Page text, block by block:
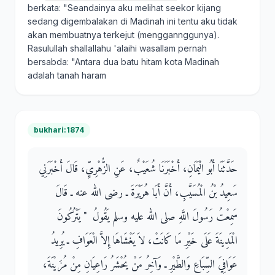
berkata: "Seandainya aku melihat seekor kijang
sedang digembalakan di Madinah ini tentu aku tidak
akan membuatnya terkejut (menggannggunya).
Rasulullah shallallahu 'alaihi wasallam pernah
bersabda: "Antara dua batu hitam kota Madinah
adalah tanah haram
bukhari:1874
حَدَّثَنَا أَبُو الْيَمَانِ، أَخْبَرَنَا شُعَيْبٌ، عَنِ الزُّهْرِيِّ، قَالَ أَخْبَرَنِي
سَعِيدُ بْنُ الْمُسَيَّبِ، أَنَّ أَبَا هُرَيْرَةَ ـ رضى الله عنه ـ قَالَ
سَمِعْتُ رَسُولَ اللَّهِ صلى الله عليه وسلم يَقُولُ ‏ "‏ يَتْرُكُونَ
الْمَدِينَةَ عَلَى خَيْرِ مَا كَانَتْ، لاَ يَغْشَاهَا إِلاَّ الْعَوَافِ ـ يُرِيدُ
عَوَافِيَ السِّبَاعِ وَالطَّيْرِ ـ وَآخِرُ مَنْ يُحْشَرُ رَاعِيَانِ مِنْ مُزَيْنَةَ،